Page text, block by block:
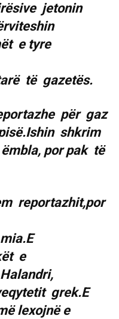
jetonin
e tyre
të gazetës.
për gaz
shkrim
por pak të
reportazhit,por
e
grek.E
lexojnë e